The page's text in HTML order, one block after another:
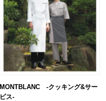
MONTBLANC -クッキング&サー
ビス-